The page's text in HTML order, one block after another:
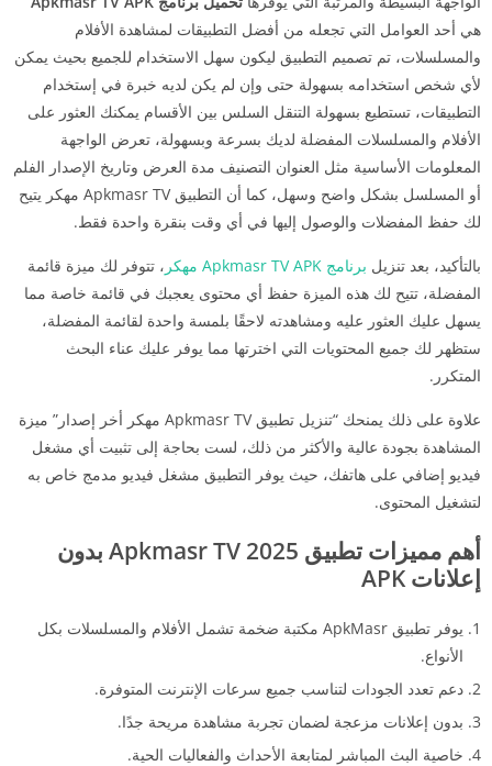
هي أحد العوامل التي تجعله من أفضل التطبيقات لمشاهدة الأفلام
والمسلسلات، تم تصميم التطبيق ليكون سهل الاستخدام للجميع بحيث يمكن
لأي شخص استخدامه بسهولة حتى وإن لم يكن لديه خبرة في إستخدام
التطبيقات، تستطيع بسهولة التنقل السلس بين الأقسام يمكنك العثور على
الأفلام والمسلسلات المفضلة لديك بسرعة وبسهولة، تعرض الواجهة
المعلومات الأساسية مثل العنوان التصنيف مدة العرض وتاريخ الإصدار الفلم
أو المسلسل بشكل واضح وسهل، كما أن التطبيق Apkmasr TV مهكر يتيح
لك حفظ المفضلات والوصول إليها في أي وقت بنقرة واحدة فقط.
بالتأكيد، بعد تنزيل برنامج Apkmasr TV APK مهكر
، تتوفر لك ميزة قائمة
المفضلة، تتيح لك هذه الميزة حفظ أي محتوى يعجبك في قائمة خاصة مما
يسهل عليك العثور عليه ومشاهدته لاحقًا بلمسة واحدة لقائمة المفضلة،
ستظهر لك جميع المحتويات التي اخترتها مما يوفر عليك عناء البحث
المتكرر.
علاوة على ذلك يمنحك “تنزيل تطبيق Apkmasr TV مهكر أخر إصدار” ميزة
المشاهدة بجودة عالية والأكثر من ذلك، لست بحاجة إلى تثبيت أي مشغل
فيديو إضافي على هاتفك، حيث يوفر التطبيق مشغل فيديو مدمج خاص به
لتشغيل المحتوى.
أهم مميزات تطبيق Apkmasr TV 2025 بدون
إعلانات APK
يوفر تطبيق ApkMasr مكتبة ضخمة تشمل الأفلام والمسلسلات بكل
الأنواع.
دعم تعدد الجودات لتناسب جميع سرعات الإنترنت المتوفرة.
بدون إعلانات مزعجة لضمان تجربة مشاهدة مريحة جدًا.
خاصية البث المباشر لمتابعة الأحداث والفعاليات الحية.